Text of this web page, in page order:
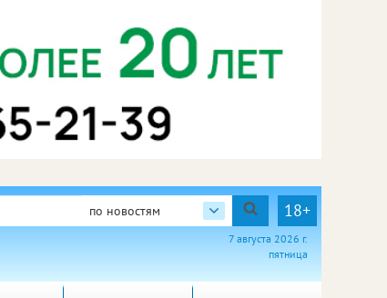
по новостям 18+
7 августа 2026 г.
пятница